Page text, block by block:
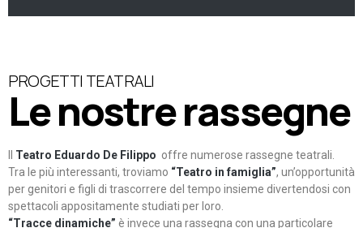
PROGETTI TEATRALI
Le nostre rassegne
Teatro Eduardo De Filippo offre numerose rassegne teatrali.
Tra le più interessanti, troviamo “Teatro in famiglia”, un’opportunità
per genitori e figli di trascorrere del tempo insieme divertendosi con
spettacoli appositamente studiati per loro.
“Tracce dinamiche” è invece una rassegna con una particolare